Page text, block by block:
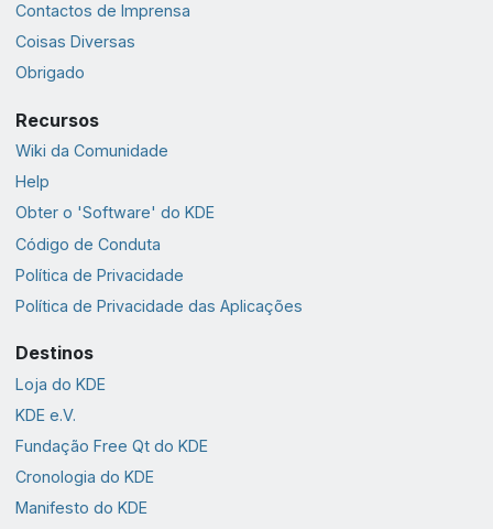
Contactos de Imprensa
Coisas Diversas
Obrigado
Recursos
Wiki da Comunidade
Help
Obter o 'Software' do KDE
Código de Conduta
Política de Privacidade
Política de Privacidade das Aplicações
Destinos
Loja do KDE
KDE e.V.
Fundação Free Qt do KDE
Cronologia do KDE
Manifesto do KDE